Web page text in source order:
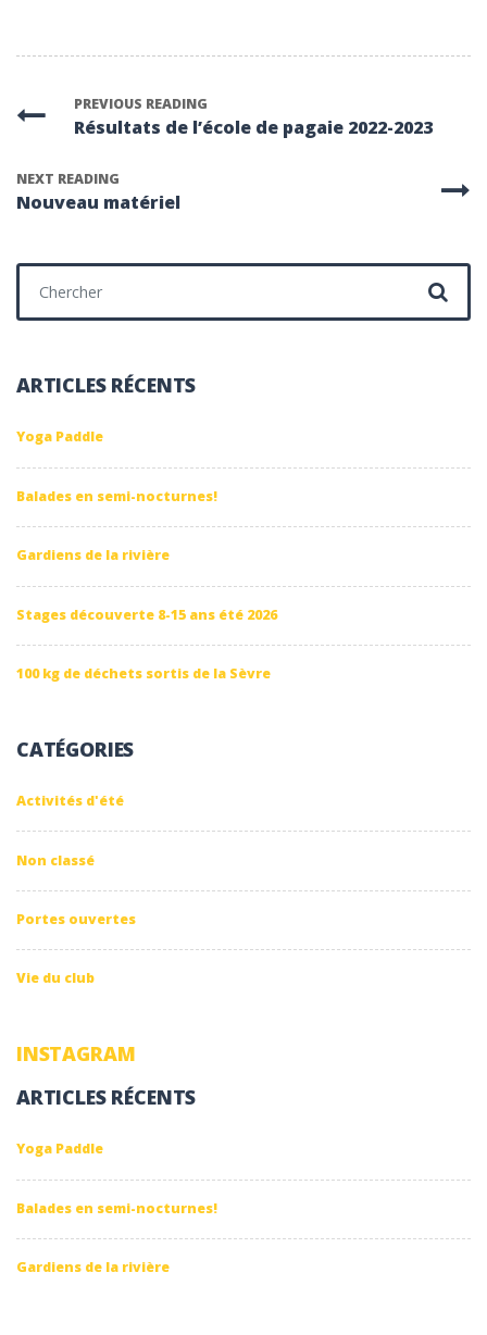
PREVIOUS READING
Résultats de l’école de pagaie 2022-2023
NEXT READING
Nouveau matériel
ARTICLES RÉCENTS
Yoga Paddle
Balades en semi-nocturnes!
Gardiens de la rivière
Stages découverte 8-15 ans été 2026
100 kg de déchets sortis de la Sèvre
CATÉGORIES
Activités d'été
Non classé
Portes ouvertes
Vie du club
INSTAGRAM
ARTICLES RÉCENTS
Yoga Paddle
Balades en semi-nocturnes!
Gardiens de la rivière